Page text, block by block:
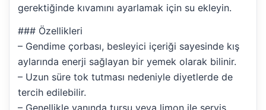
gerektiğinde kıvamını ayarlamak için su ekleyin.
### Özellikleri
– Gendime çorbası, besleyici içeriği sayesinde kış
aylarında enerji sağlayan bir yemek olarak bilinir.
– Uzun süre tok tutması nedeniyle diyetlerde de
tercih edilebilir.
– Genellikle yanında turşu veya limon ile servis